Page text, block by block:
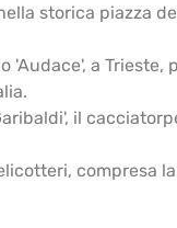
storica piazza
a
il
compresa